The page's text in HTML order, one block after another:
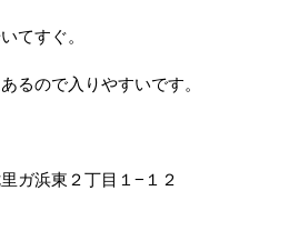
てすぐ。
るので入りやすいです。
ガ浜東２丁目１−１２